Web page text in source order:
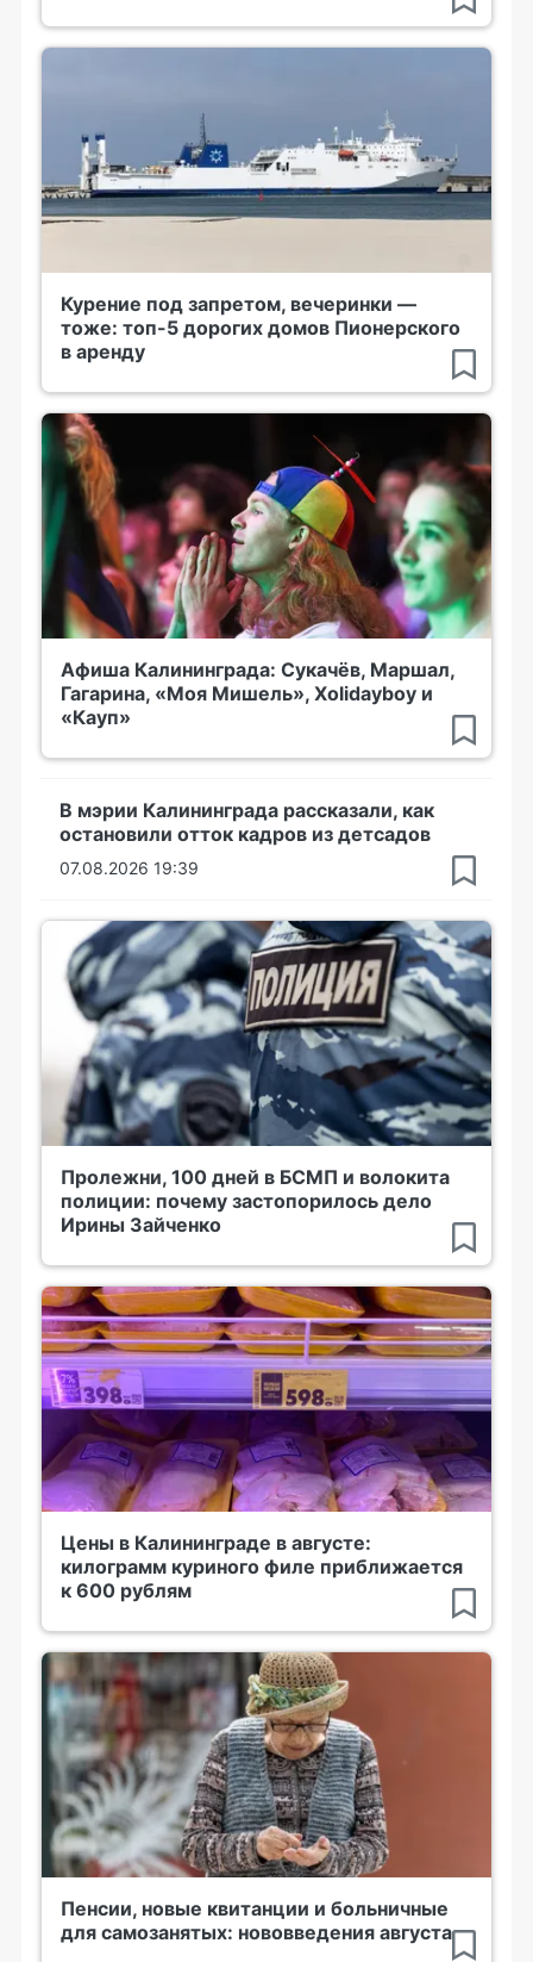
Курение под запретом, вечеринки —
тоже: топ-5 дорогих домов Пионерского
в аренду
Афиша Калининграда: Сукачёв, Маршал,
Гагарина, «Моя Мишель», Xolidayboy и
«Кауп»
В мэрии Калининграда рассказали, как
остановили отток кадров из детсадов
07.08.2026 19:39
Пролежни, 100 дней в БСМП и волокита
полиции: почему застопорилось дело
Ирины Зайченко
Цены в Калининграде в августе:
килограмм куриного филе приближается
к 600 рублям
Пенсии, новые квитанции и больничные
для самозанятых: нововведения августа